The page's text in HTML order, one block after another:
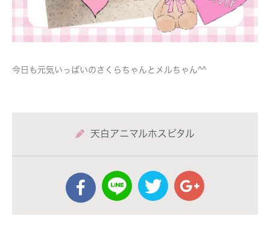
今日も元気いっぱいのさくらちゃんとメルちゃん^^
天白アニマルホスピタル